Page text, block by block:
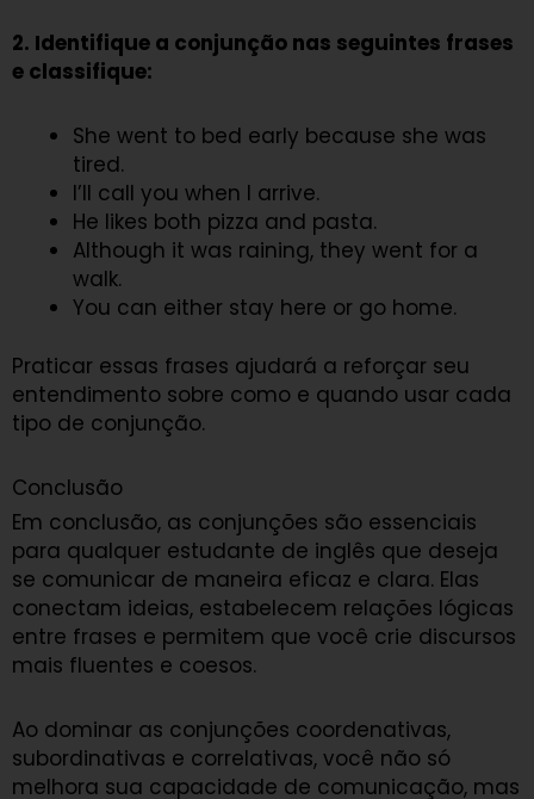
2. Identifique a conjunção nas seguintes frases
e classifique:
She went to bed early because she was
tired.
I’ll call you when I arrive.
He likes both pizza and pasta.
Although it was raining, they went for a
walk.
You can either stay here or go home.
Praticar essas frases ajudará a reforçar seu
entendimento sobre como e quando usar cada
tipo de conjunção.
Conclusão
Em conclusão, as conjunções são essenciais
para qualquer estudante de inglês que deseja
se comunicar de maneira eficaz e clara. Elas
conectam ideias, estabelecem relações lógicas
entre frases e permitem que você crie discursos
mais fluentes e coesos.
Ao dominar as conjunções coordenativas,
subordinativas e correlativas, você não só
melhora sua capacidade de comunicação, mas